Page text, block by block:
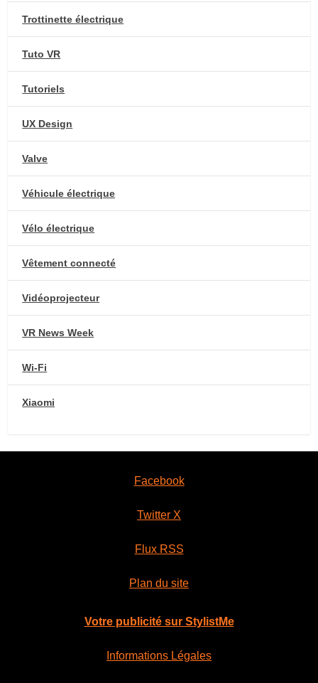
Trottinette électrique
Tuto VR
Tutoriels
UX Design
Valve
Véhicule électrique
Vélo électrique
Vêtement connecté
Vidéoprojecteur
VR News Week
Wi-Fi
Xiaomi
Facebook
Twitter X
Flux RSS
Plan du site
Votre publicité sur StylistMe
Informations Légales